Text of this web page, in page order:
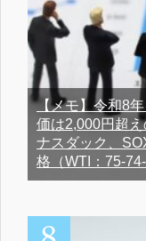
【メモ】令和8
価は2,000円超え
ナスダック、
格（WTI：75-